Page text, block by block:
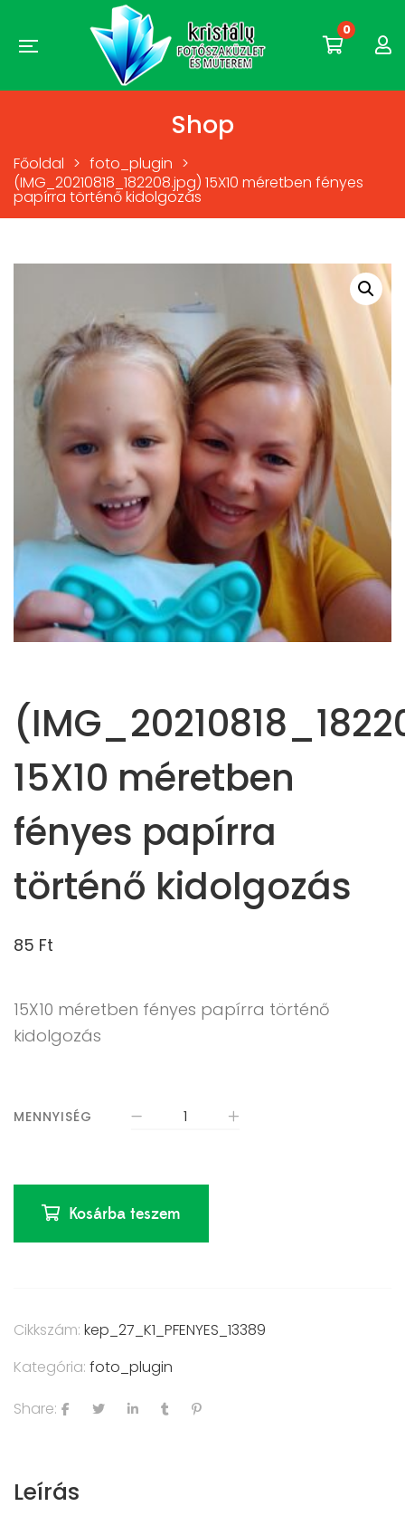
0
Shop
Főoldal > foto_plugin >
(IMG_20210818_182208.jpg) 15X10 méretben fényes
papírra történő kidolgozás
15X10 méretben
fényes papírra
történő kidolgozás
85 Ft
15X10 méretben fényes papírra történő
kidolgozás
MENNYISÉG
Kosárba teszem
Cikkszám: kep_27_K1_PFENYES_13389
Kategória: foto_plugin
Share:
Leírás